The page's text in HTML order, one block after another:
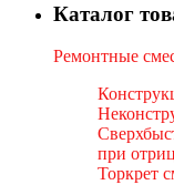
Каталог
Ремонтные
при
Торкрет